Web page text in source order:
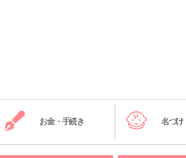
お金・手続き 名づけ